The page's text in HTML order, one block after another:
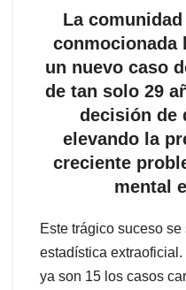
La
conmocionada
un nuevo caso
de tan solo 29
decisión de
elevando la
creciente
mental
Este trágico suceso
estadística
ya son 15 los casos